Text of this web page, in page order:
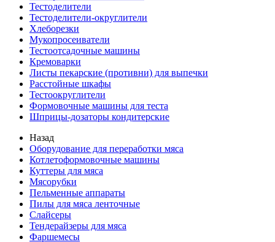
Тестоделители
Тестоделители-округлители
Хлеборезки
Мукопросеиватели
Тестоотсадочные машины
Кремоварки
Листы пекарские (противни) для выпечки
Расстойные шкафы
Тестоокруглители
Формовочные машины для теста
Шприцы-дозаторы кондитерские
Назад
Оборудование для переработки мяса
Котлетоформовочные машины
Куттеры для мяса
Мясорубки
Пельменные аппараты
Пилы для мяса ленточные
Слайсеры
Тендерайзеры для мяса
Фаршемесы